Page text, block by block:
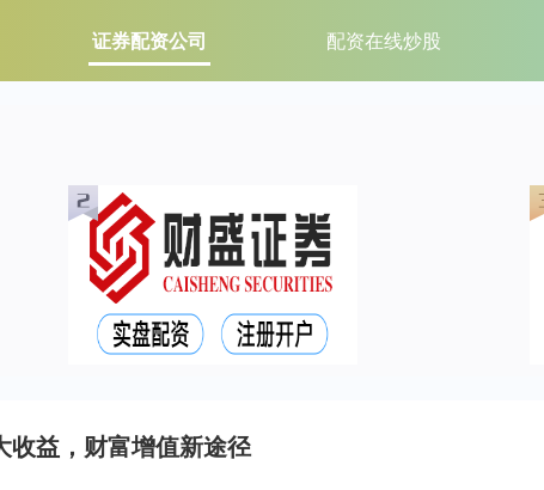
证券配资公司 配资在线炒股
收益，财富增值新途径